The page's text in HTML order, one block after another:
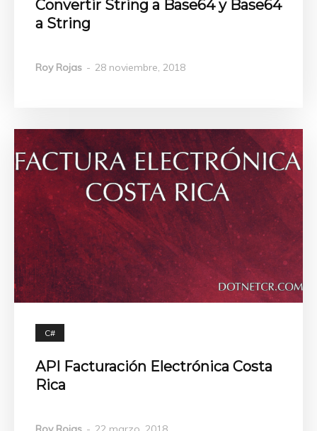
Convertir String a Base64 y Base64
a String
Roy Rojas - 28 noviembre, 2018
C#
API Facturación Electrónica Costa
Rica